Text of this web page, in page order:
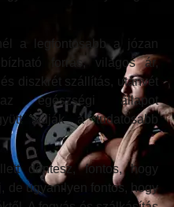
a legfontosabb a józan
forrás, világos ár,
diszkrét szállítás, utánvét
egészségi állapot
adják a tudatosabb
döntesz, fontos, hogy
de ugyanilyen fontos, hogy